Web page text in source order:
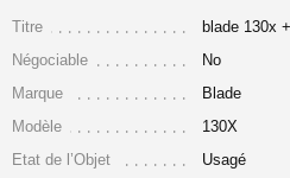
Titre
blade 130x
Négociable
No
Marque
Blade
Modèle
130X
Etat de l’Objet
Usagé